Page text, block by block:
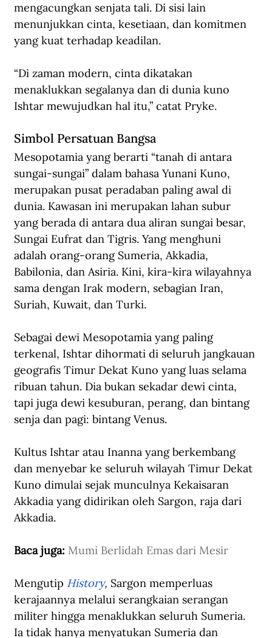
mengacungkan senjata tali. Di sisi lain
menunjukkan cinta, kesetiaan, dan komitmen
yang kuat terhadap keadilan.
“Di zaman modern, cinta dikatakan
menaklukkan segalanya dan di dunia kuno
Ishtar mewujudkan hal itu,” catat Pryke.
Simbol Persatuan Bangsa
Mesopotamia yang berarti “tanah di antara
sungai-sungai” dalam bahasa Yunani Kuno,
merupakan pusat peradaban paling awal di
dunia. Kawasan ini merupakan lahan subur
yang berada di antara dua aliran sungai besar,
Sungai Eufrat dan Tigris. Yang menghuni
adalah orang-orang Sumeria, Akkadia,
Babilonia, dan Asiria. Kini, kira-kira wilayahnya
sama dengan Irak modern, sebagian Iran,
Suriah, Kuwait, dan Turki.
Sebagai dewi Mesopotamia yang paling
terkenal, Ishtar dihormati di seluruh jangkauan
geografis Timur Dekat Kuno yang luas selama
ribuan tahun. Dia bukan sekadar dewi cinta,
tapi juga dewi kesuburan, perang, dan bintang
senja dan pagi: bintang Venus.
Kultus Ishtar atau Inanna yang berkembang
dan menyebar ke seluruh wilayah Timur Dekat
Kuno dimulai sejak munculnya Kekaisaran
Akkadia yang didirikan oleh Sargon, raja dari
Akkadia.
Baca juga: Mumi Berlidah Emas dari Mesir
Mengutip History, Sargon memperluas
kerajaannya melalui serangkaian serangan
militer hingga menaklukkan seluruh Sumeria.
Ia tidak hanya menyatukan Sumeria dan